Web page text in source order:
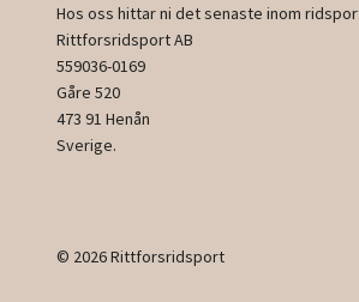
Hos oss hittar ni det senaste inom
Rittforsridsport AB
559036-0169
Gåre 520
473 91 Henån
Sverige.
© 2026 Rittforsridsport